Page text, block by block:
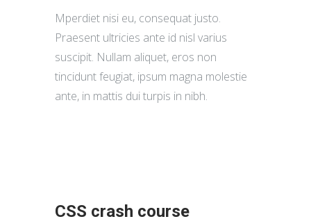
Mperdiet nisi eu, consequat justo.
Praesent ultricies ante id nisl varius
suscipit. Nullam aliquet, eros non
tincidunt feugiat, ipsum magna molestie
ante, in mattis dui turpis in nibh.
CSS crash course